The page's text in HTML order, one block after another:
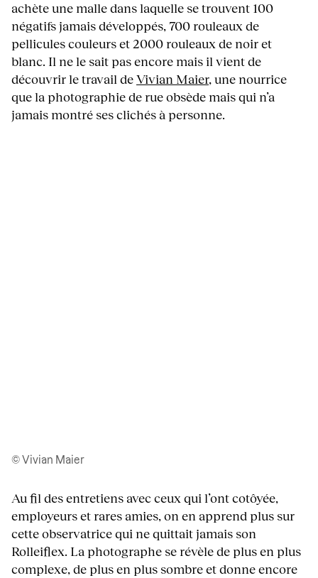
achète une malle dans laquelle se trouvent 100
négatifs jamais développés, 700 rouleaux de
pellicules couleurs et 2000 rouleaux de noir et
blanc. Il ne le sait pas encore mais il vient de
découvrir le travail deVivian Maier, une nourrice
que la photographie de rue obsède mais qui n’a
jamais montré ses clichés à personne.
© Vivian Maier
Au fil des entretiens avec ceux qui l’ont cotôyée,
employeurs et rares amies, on en apprend plus sur
cette observatrice qui ne quittait jamais son
Rolleiflex. La photographe se révèle de plus en plus
complexe, de plus en plus sombre et donne encore